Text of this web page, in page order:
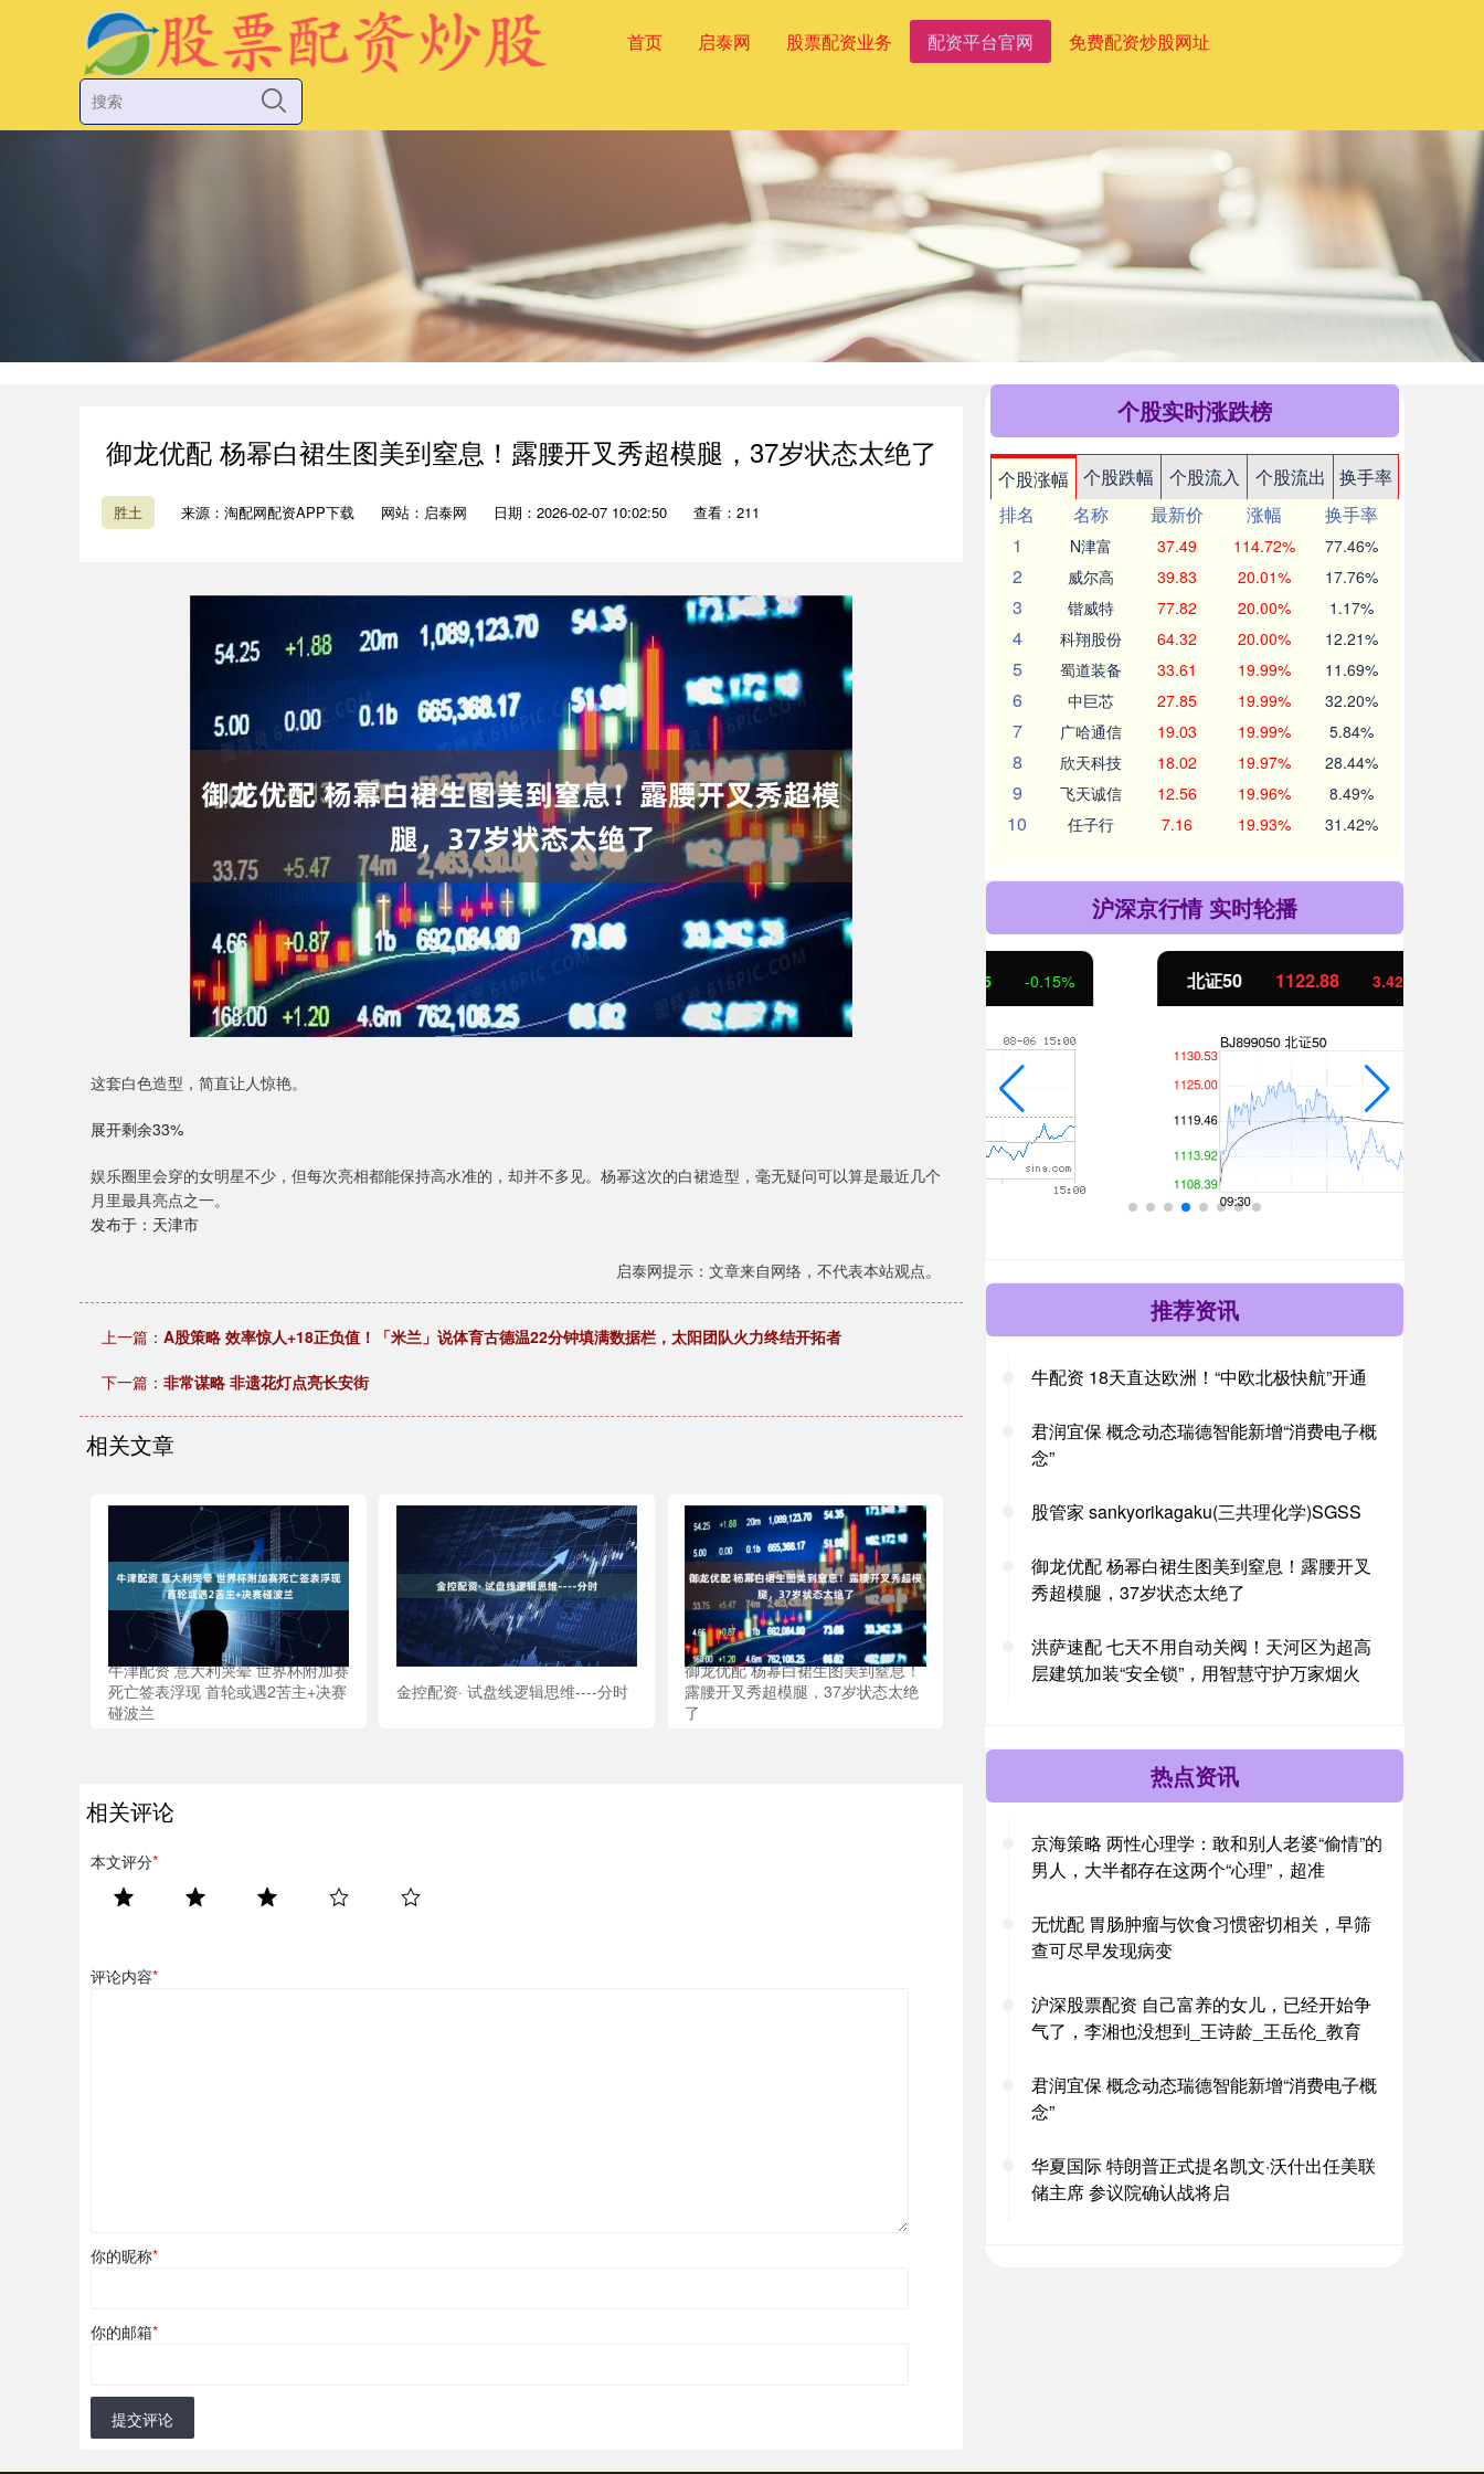
首页 启泰网 股票配资业务 配资平台官网 免费配资炒股网址
御龙优配 杨幂白裙生图美到窒息！露腰开叉秀超模腿，37岁状态太绝了
胜土 来源：淘配网配资APP下载 网站：启泰网 日期：2026-02-07 10:02:50 查看：211
这套白色造型，简直让人惊艳。
展开剩余33%
娱乐圈里会穿的女明星不少，但每次亮相都能保持高水准的，却并不多见。杨幂这次的白裙造型，毫无疑问可以算是最近几个
月里最具亮点之一。
发布于：天津市
启泰网提示：文章来自网络，不代表本站观点。
上一篇： A股策略 效率惊人+18正负值！「米兰」说体育古德温22分钟填满数据栏，太阳团队火力终结开拓者
下一篇： 非常谋略 非遗花灯点亮长安街
相关文章
牛津配资 意大利哭晕 世界杯附加赛
死亡签表浮现 首轮或遇2苦主+决赛
碰波兰
金控配资· 试盘线逻辑思维----分时
御龙优配 杨幂白裙生图美到窒息！
露腰开叉秀超模腿，37岁状态太绝
了
相关评论
本文评分*
评论内容*
你的昵称*
你的邮箱*
提交评论
个股实时涨跌榜
个股涨幅 个股跌幅 个股流入 个股流出
换手率
排名
名称 最新价 涨幅
换手率
1
N津富 37.49 114.72% 77.46%
2 威尔高 39.83 20.01% 17.76%
3 锴威特 77.82 20.00% 1.17%
4 科翔股份 64.32 20.00% 12.21%
5 蜀道装备 33.61 19.99% 11.69%
6 中巨芯 27.85 19.99% 32.20%
7 广哈通信 19.03 19.99% 5.84%
8 欣天科技 18.02 19.97% 28.44%
9 飞天诚信 12.56 19.96% 8.49%
10 任子行 7.16 19.93% 31.42%
沪深京行情 实时轮播
深证成指 14110.12 -34.08 -0.24% 沪深300 4651.31 北证50 1122.88 3.42 0.30%
推荐资讯
牛配资 18天直达欧洲！“中欧北极快航”开通
君润宜保 概念动态瑞德智能新增“消费电子概
念”
股管家 sankyorikagaku(三共理化学)SGSS
御龙优配 杨幂白裙生图美到窒息！露腰开叉
秀超模腿，37岁状态太绝了
洪萨速配 七天不用自动关阀！天河区为超高
层建筑加装“安全锁”，用智慧守护万家烟火
热点资讯
京海策略 两性心理学：敢和别人老婆“偷情”的
男人，大半都存在这两个“心理”，超准
无忧配 胃肠肿瘤与饮食习惯密切相关，早筛
查可尽早发现病变
沪深股票配资 自己富养的女儿，已经开始争
气了，李湘也没想到_王诗龄_王岳伦_教育
君润宜保 概念动态瑞德智能新增“消费电子概
念”
华夏国际 特朗普正式提名凯文·沃什出任美联
储主席 参议院确认战将启